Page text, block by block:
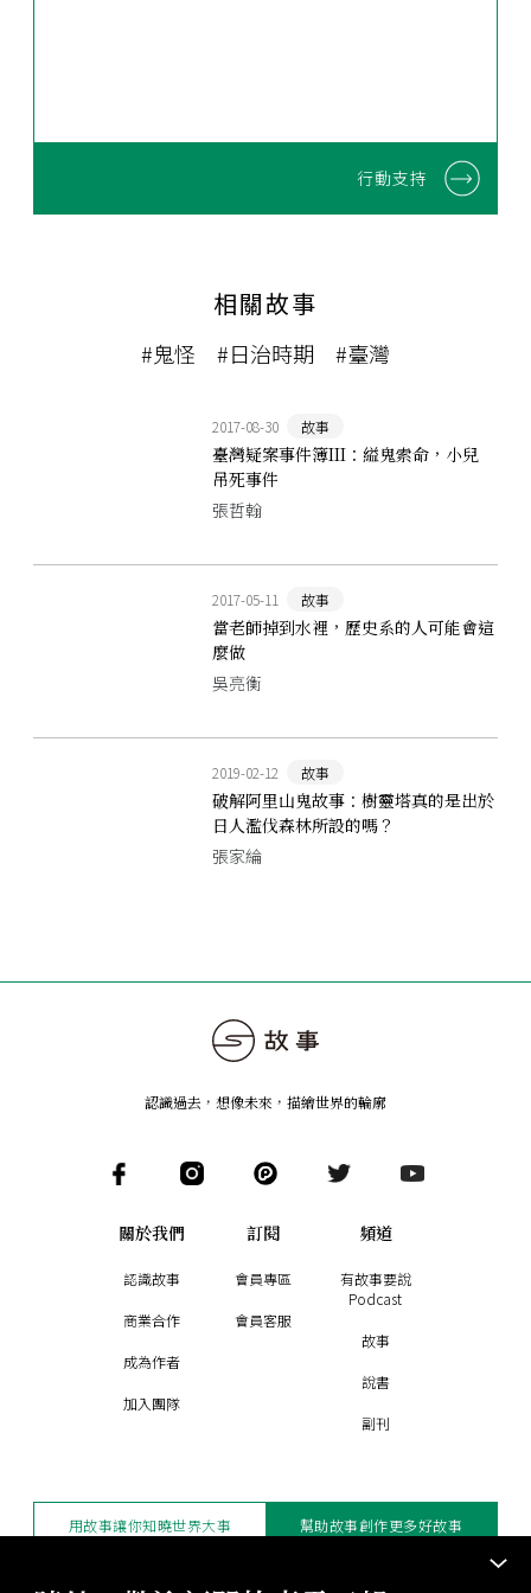
行動支持
相關故事
#鬼怪 #日治時期 #臺灣
2017-08-30 故事
臺灣疑案事件簿III：縊鬼索命，小兒
吊死事件
張哲翰
2017-05-11 故事
當老師掉到水裡，歷史系的人可能會這
麼做
吳亮衡
2019-02-12 故事
破解阿里山鬼故事：樹靈塔真的是出於
日人濫伐森林所設的嗎？
張家綸
認識過去，想像未來 ， 描繪世界的輪廓
關於我們
認識故事
商業合作
成為作者
加入團隊
訂閱
會員專區
會員客服
頻道
有故事要說
Podcast
故事
說書
副刊
用故事讓你知曉世界大事 幫助故事創作更多好故事